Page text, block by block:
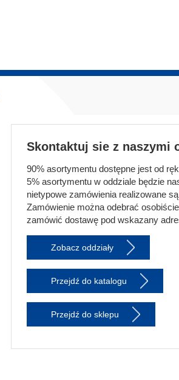
Skontaktuj sie z naszymi
90% asortymentu dostępne jest od
5% asortymentu w oddziale będzie
nietypowe zamówienia realizowane
Zamówienie można odebrać
zamówić dostawę pod wskazany
Zobacz oddziały
Przejdź do katalogu
Przejdź do sklepu